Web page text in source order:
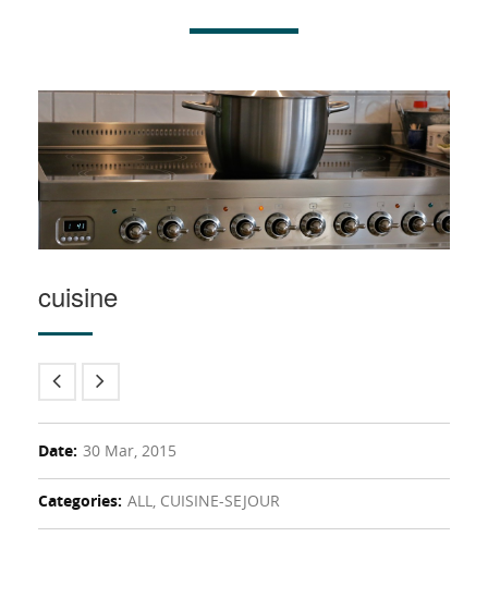
cuisine
Date: 30 Mar, 2015
Categories: ALL, CUISINE-SEJOUR